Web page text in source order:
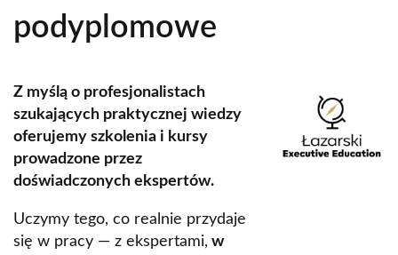
podyplomowe
Z myślą o profesjonalistach
szukających praktycznej wiedzy
oferujemy szkolenia i kursy
prowadzone przez
doświadczonych ekspertów.
Uczymy tego, co realnie przydaje
się w pracy — z ekspertami, w
Obraz